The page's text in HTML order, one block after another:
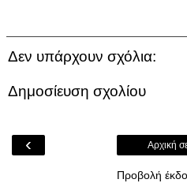
Δεν υπάρχουν σχόλια:
Δημοσίευση σχολίου
‹ Αρχική
Προβολή